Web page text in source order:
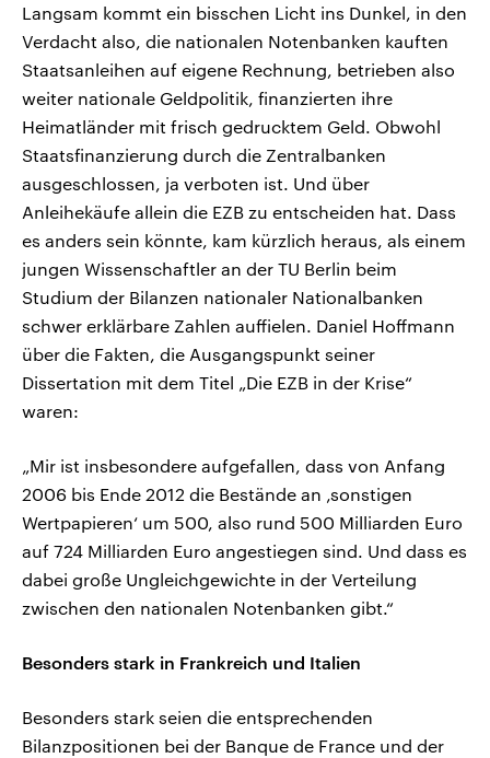
Langsam kommt ein bisschen Licht ins Dunkel, in den
Verdacht also, die nationalen Notenbanken kauften
Staatsanleihen auf eigene Rechnung, betrieben also
weiter nationale Geldpolitik, finanzierten ihre
Heimatländer mit frisch gedrucktem Geld. Obwohl
Staatsfinanzierung durch die Zentralbanken
ausgeschlossen, ja verboten ist. Und über
Anleihekäufe allein die EZB zu entscheiden hat. Dass
es anders sein könnte, kam kürzlich heraus, als einem
jungen Wissenschaftler an der TU Berlin beim
Studium der Bilanzen nationaler Nationalbanken
schwer erklärbare Zahlen auffielen. Daniel Hoffmann
über die Fakten, die Ausgangspunkt seiner
Dissertation mit dem Titel „Die EZB in der Krise“
waren:
„Mir ist insbesondere aufgefallen, dass von Anfang
2006 bis Ende 2012 die Bestände an ‚sonstigen
Wertpapieren‘ um 500, also rund 500 Milliarden Euro
auf 724 Milliarden Euro angestiegen sind. Und dass es
dabei große Ungleichgewichte in der Verteilung
zwischen den nationalen Notenbanken gibt.“
Besonders stark in Frankreich und Italien
Besonders stark seien die entsprechenden
Bilanzpositionen bei der Banque de France und der